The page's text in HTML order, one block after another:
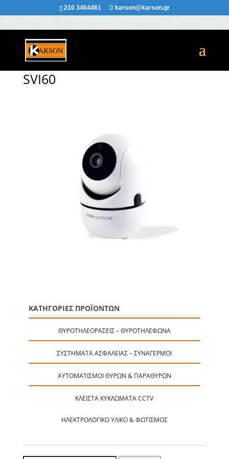
210 3464461 karson@karson.gr
SVI60
ΚΑΤΗΓΟΡΙΕΣ ΠΡΟΪΟΝΤΩΝ
ΘΥΡΟΤΗΛΕΟΡΆΣΕΙΣ – ΘΥΡΟΤΗΛΈΦΩΝΑ
ΣΥΣΤΉΜΑΤΑ ΑΣΦΑΛΕΊΑΣ – ΣΥΝΑΓΕΡΜΟΊ
ΑΥΤΟΜΑΤΙΣΜΟΊ ΘΥΡΏΝ & ΠΑΡΑΘΎΡΩΝ
ΚΛΕΙΣΤΆ ΚΥΚΛΏΜΑΤΑ CCTV
ΗΛΕΚΤΡΟΛΟΓΙΚΌ ΥΛΙΚΌ & ΦΩΤΙΣΜΌΣ